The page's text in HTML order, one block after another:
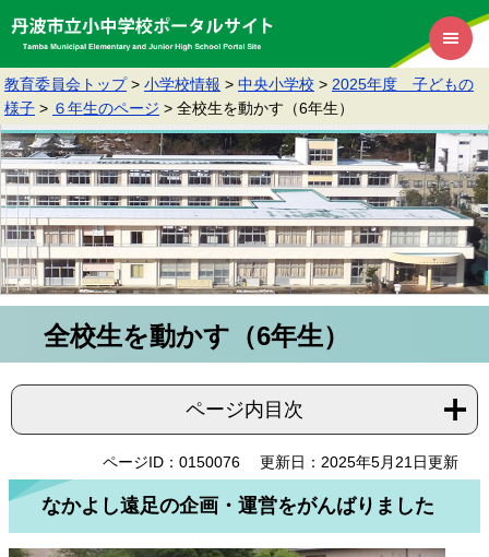
教育委員会トップ > 小学校情報 > 中央小学校 > 2025年度 子どもの
様子 > ６年生のページ > 全校生を動かす（6年生）
全校生を動かす（6年生）
ページ内目次
ページID：0150076 更新日：2025年5月21日更新
なかよし遠足の企画・運営をがんばりました